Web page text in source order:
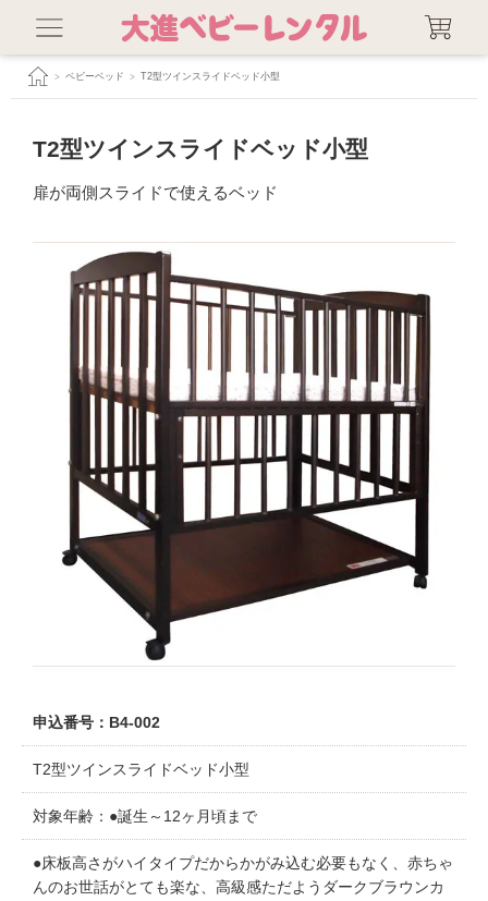
ベビーベッド T2型ツインスライドベッド小型
T2型ツインスライドベッド小型
扉が両側スライドで使えるベッド
申込番号：B4-002
T2型ツインスライドベッド小型
対象年齢：●誕生～12ヶ月頃まで
●床板高さがハイタイプだからかがみ込む必要もなく、赤ちゃ
んのお世話がとても楽な、高級感ただようダークブラウンカ